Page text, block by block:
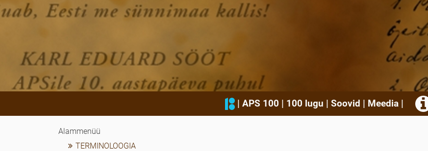
| APS 100 | 100 lugu | Soovid | Meedia|
Alammenüü
TERMINOLOOGIA